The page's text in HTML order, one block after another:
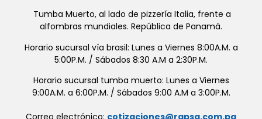
Tumba Muerto, al lado de pizzería Italia, frente a
alfombras mundiales. República de Panamá.
Horario sucursal vía brasil: Lunes a Viernes 8:00A.M. a
5:00P.M. / Sábados 8:30 A.M a 2:30P.M.
Horario sucursal tumba muerto: Lunes a Viernes
9:00A.M. a 6:00P.M. / Sábados 9:00 A.M a 3:00P.M.
Correo electrónico: cotizaciones@rapsa.com.pa